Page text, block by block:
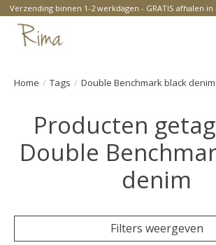
Verzending binnen 1-2 werkdagen - GRATIS afhalen
Home / Tags / Double Benchmark black denim
Producten
Double
denim
Filters weergeven